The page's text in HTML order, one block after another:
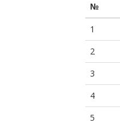
№
1
2
3
4
5